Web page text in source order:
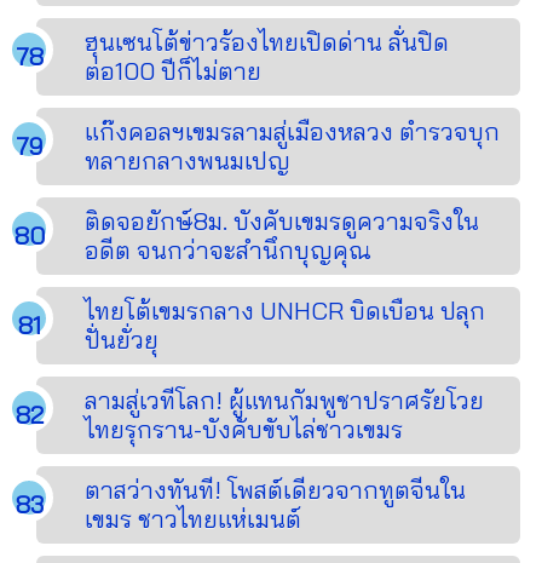
ฮุนเซนโต้ข่าวร้องไทยเปิดด่าน ลั่นปิด
ต่อ100 ปีก็ไม่ตาย
แก๊งคอลฯเขมรลามสู่เมืองหลวง ตำรวจบุก
ทลายกลางพนมเปญ
ติดจอยักษ์8ม. บังคับเขมรดูความจริงใน
อดีต จนกว่าจะสำนึกบุญคุณ
ไทยโต้เขมรกลาง UNHCR บิดเบือน ปลุก
ปั่นยั่วยุ
ลามสู่เวทีโลก! ผู้แทนกัมพูชาปราศรัยโวย
ไทยรุกราน-บังคับขับไล่ชาวเขมร
ตาสว่างทันที! โพสต์เดียวจากทูตจีนใน
เขมร ชาวไทยแห่เมนต์